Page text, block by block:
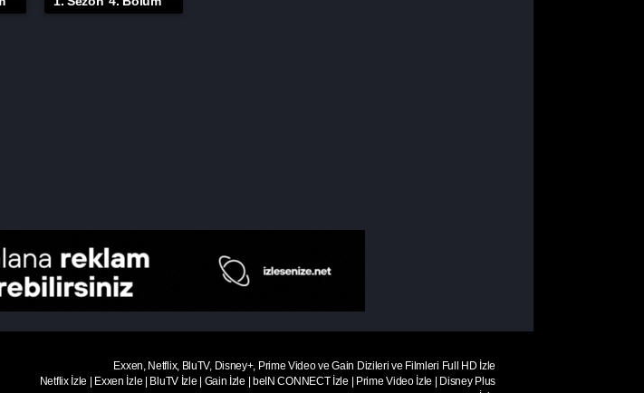
Exxen, Netflix, BluTV, Disney+, Prime Video ve Gain Dizileri ve Filmleri Full HD İzle
Netflix İzle
Exxen İzle BluTV İzle Gain İzle beIN CONNECT İzle Prime Video İzle
Disney Plus